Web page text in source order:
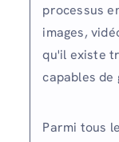
processus
images,
qu'il existe
capables
Parmi tous